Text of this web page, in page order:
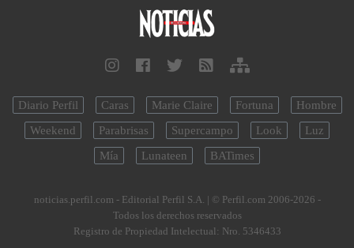
Diario Perfil Caras Marie Claire Fortuna
Hombre
Weekend
Parabrisas Supercampo Look
Luz
Mía
Lunateen BATimes
noticias.perfil.com - Editorial Perfil S.A. | © Perfil.com 2006-2026 -
Todos los derechos reservados
Registro de Propiedad Intelectual: Nro. 5346433